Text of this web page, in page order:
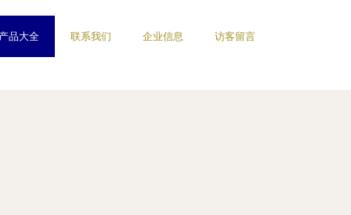
品大全 联系我们 企业信息 访客留言